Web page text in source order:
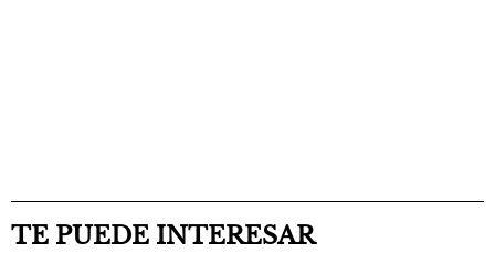
TE PUEDE INTERESAR